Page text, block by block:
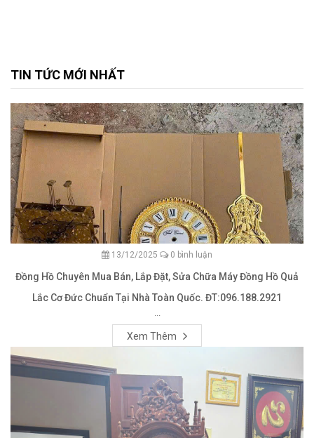
TIN TỨC MỚI NHẤT
13/12/2025 0 bình luận
Đồng Hồ Chuyên Mua Bán, Lắp Đặt, Sửa Chữa Máy Đồng Hồ Quả
Lắc Cơ Đức Chuẩn Tại Nhà Toàn Quốc. ĐT:096.188.2921
...
Xem Thêm